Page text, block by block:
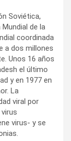
Soviética,
de la
coordinada
a dos millones
Unos 16 años
el último
y en 1977 en
La
viral por
virus- y se